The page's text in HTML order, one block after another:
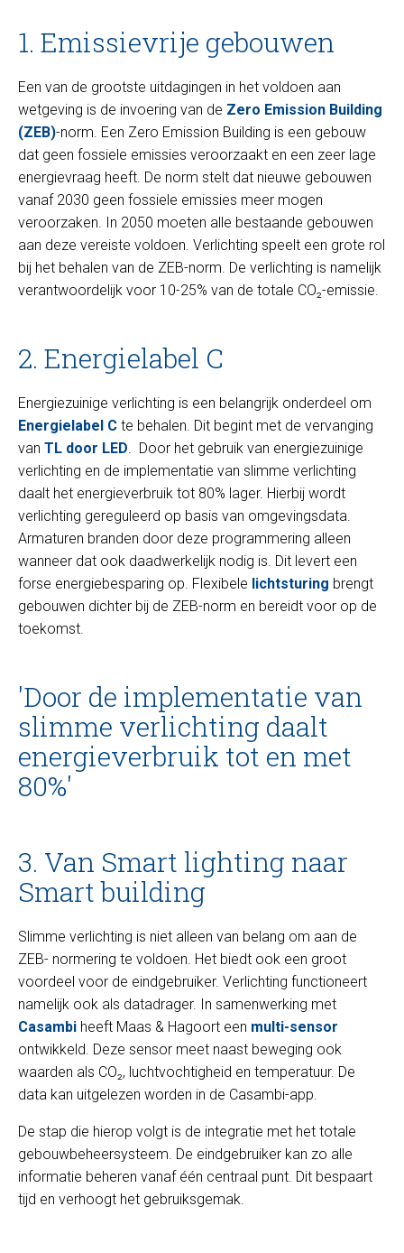
1. Emissievrije gebouwen
Een van de grootste uitdagingen in het voldoen aan
wetgeving is de invoering van de Zero Emission Building
(ZEB)-norm. Een Zero Emission Building is een gebouw
dat geen fossiele emissies veroorzaakt en een zeer lage
energievraag heeft. De norm stelt dat nieuwe gebouwen
vanaf 2030 geen fossiele emissies meer mogen
veroorzaken. In 2050 moeten alle bestaande gebouwen
aan deze vereiste voldoen. Verlichting speelt een grote rol
bij het behalen van de ZEB-norm. De verlichting is namelijk
verantwoordelijk voor 10-25% van de totale CO₂-emissie.
2. Energielabel C
Energiezuinige verlichting is een belangrijk onderdeel om
Energielabel C te behalen. Dit begint met de vervanging
van TL door LED. Door het gebruik van energiezuinige
verlichting en de implementatie van slimme verlichting
daalt het energieverbruik tot 80% lager. Hierbij wordt
verlichting gereguleerd op basis van omgevingsdata.
Armaturen branden door deze programmering alleen
wanneer dat ook daadwerkelijk nodig is. Dit levert een
forse energiebesparing op. Flexibele lichtsturing brengt
gebouwen dichter bij de ZEB-norm en bereidt voor op de
toekomst.
'Door de implementatie van
slimme verlichting daalt
energieverbruik tot en met
80%'
3. Van Smart lighting naar
Smart building
Slimme verlichting is niet alleen van belang om aan de
ZEB- normering te voldoen. Het biedt ook een groot
voordeel voor de eindgebruiker. Verlichting functioneert
namelijk ook als datadrager. In samenwerking met
Casambi heeft Maas & Hagoort een multi-sensor
ontwikkeld. Deze sensor meet naast beweging ook
waarden als CO₂, luchtvochtigheid en temperatuur. De
data kan uitgelezen worden in de Casambi-app.
De stap die hierop volgt is de integratie met het totale
gebouwbeheersysteem. De eindgebruiker kan zo alle
informatie beheren vanaf één centraal punt. Dit bespaart
tijd en verhoogt het gebruiksgemak.